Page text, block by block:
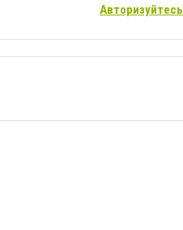
Авторизуйтесь